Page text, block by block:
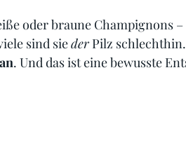
oder braune Champignons
sind sie der Pilz
. Und das ist eine bewusste